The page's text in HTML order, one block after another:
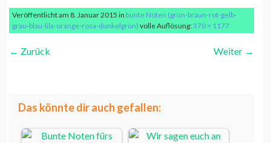
Veröffentlicht am 8. Januar 2015 in bunte Noten (grün-braun-rot-gelb-
grau-blau-lila-orange-rosa-dunkelgrün) volle Auflösung:370 × 1177
← Zurück Weiter →
Das könnte dir auch gefallen: